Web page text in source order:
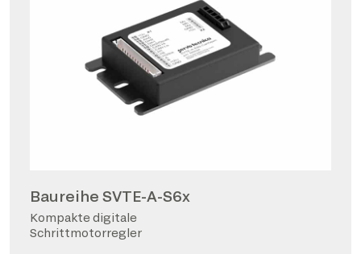
Baureihe SVTE-A-S6x
Kompakte digitale
Schrittmotorregler